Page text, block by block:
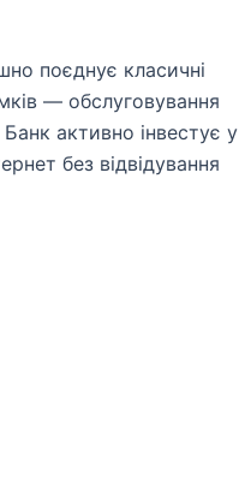
поєднує класичні
— обслуговування
активно інвестує у
без відвідування